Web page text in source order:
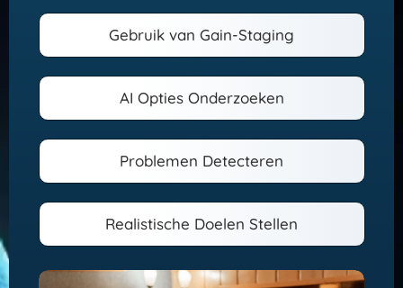
Gebruik van Gain-Staging
AI Opties Onderzoeken
Problemen Detecteren
Realistische Doelen Stellen